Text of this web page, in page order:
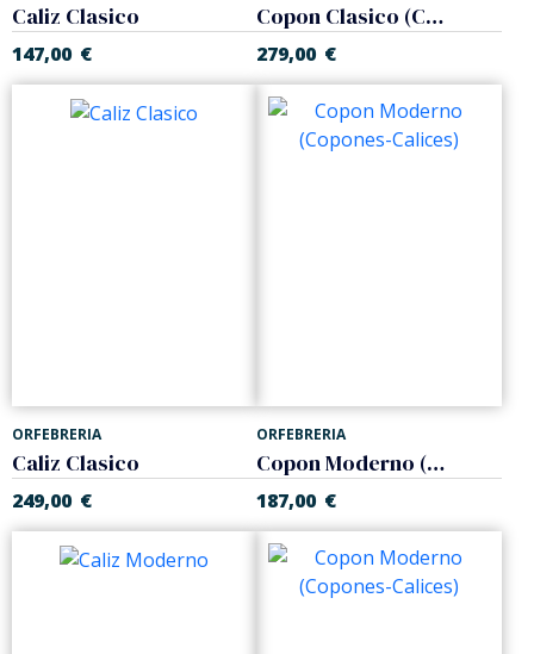
Caliz Clasico
147,00 €
Copon Clasico (Calices-Copones)
279,00 €
ORFEBRERIA
Caliz Clasico
249,00 €
ORFEBRERIA
Copon Moderno (Copones-Calices)
187,00 €